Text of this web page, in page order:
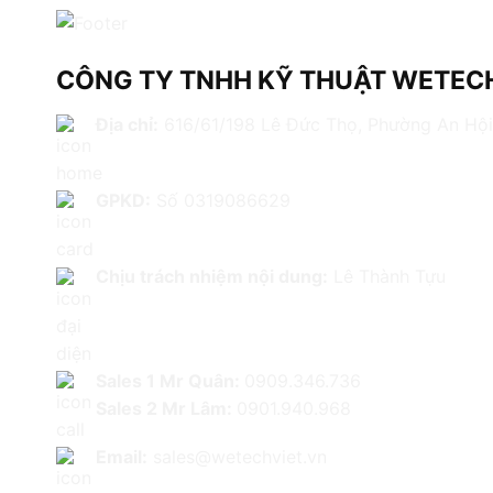
CÔNG TY TNHH KỸ THUẬT